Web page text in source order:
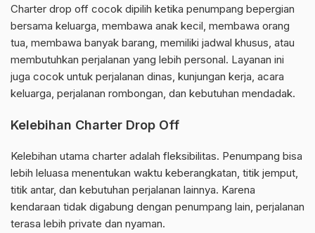
Charter drop off cocok dipilih ketika penumpang bepergian
bersama keluarga, membawa anak kecil, membawa orang
tua, membawa banyak barang, memiliki jadwal khusus, atau
membutuhkan perjalanan yang lebih personal. Layanan ini
juga cocok untuk perjalanan dinas, kunjungan kerja, acara
keluarga, perjalanan rombongan, dan kebutuhan mendadak.
Kelebihan Charter Drop Off
Kelebihan utama charter adalah fleksibilitas. Penumpang bisa
lebih leluasa menentukan waktu keberangkatan, titik jemput,
titik antar, dan kebutuhan perjalanan lainnya. Karena
kendaraan tidak digabung dengan penumpang lain, perjalanan
terasa lebih private dan nyaman.